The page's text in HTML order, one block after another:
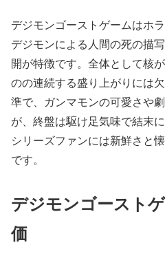
デジモンゴーストゲームはホ
デジモンによる人間の死の描
開が特徴です。全体として核
のの連続する盛り上がりには
準で、ガンマモンの可愛さや
が、終盤は駆け足気味で結末
シリーズファンには新鮮さと
です。
デジモンゴースト
価